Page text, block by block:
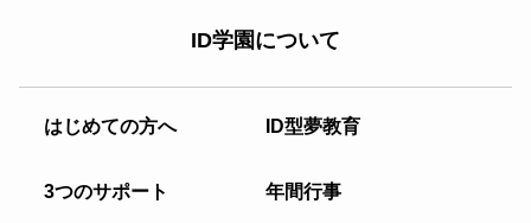
ID学園について
はじめての方へ ID型夢教育
3つのサポート 年間行事